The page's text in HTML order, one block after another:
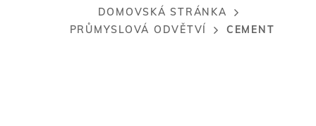
Breadcrumb
DOMOVSKÁ STRÁNKA
PRŮMYSLOVÁ ODVĚTVÍ
CEMENT